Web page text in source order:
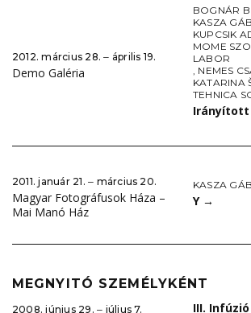
2012. március 28. ‒ április 19.
Demo Galéria
BOGNÁR
KASZA
KUPCSIK
MOME
LABOR
, NEMES
KATARINA
TEHNICA
Irányított
2011. január 21. ‒ március 20.
Magyar Fotográfusok Háza –
Mai Manó Ház
KASZA
Y →
MEGNYITÓ SZEMÉLYKÉNT
2008. június 29. ‒ július 7. III. Infúzió